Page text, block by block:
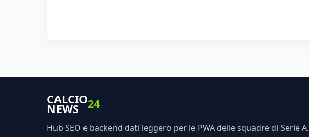
CALCIO
NEWS 24
Hub SEO e backend dati leggero per le PWA delle squadre di Serie A.